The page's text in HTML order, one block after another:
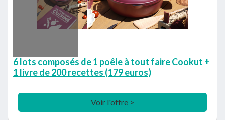
6 lots composés de 1 poêle à tout faire Cookut +
1 livre de 200 recettes (179 euros)
Voir l'offre >